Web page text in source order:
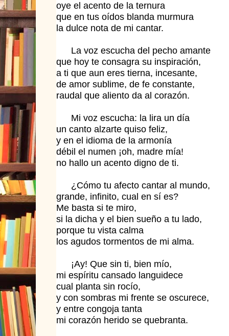
oye el acento de la ternura
que en tus oídos blanda murmura
la dulce nota de mi cantar.
La voz escucha del pecho amante
que hoy te consagra su inspiración,
a ti que aun eres tierna, incesante,
de amor sublime, de fe constante,
raudal que aliento da al corazón.
Mi voz escucha: la lira un día
un canto alzarte quiso feliz,
y en el idioma de la armonía
débil el numen ¡oh, madre mía!
no hallo un acento digno de ti.
¿Cómo tu afecto cantar al mundo,
grande, infinito, cual en sí es?
Me basta si te miro,
si la dicha y el bien sueño a tu lado,
porque tu vista calma
los agudos tormentos de mi alma.
¡Ay! Que sin ti, bien mío,
mi espíritu cansado languidece
cual planta sin rocío,
y con sombras mi frente se oscurece,
y entre congoja tanta
mi corazón herido se quebranta.